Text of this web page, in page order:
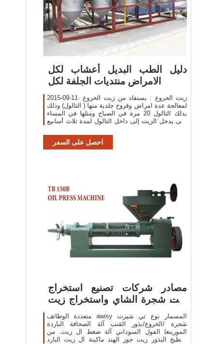
دليل الطب البديل أعشاب لكل
الامراض منتديات الجلفة لكل
2015-09-11· زيت الخروع : يستفاد من زيت الخروع
لمعالجة عدة امراض وقروح جلدية منها ( الثالول) وذلك
بدلك الثالول 20 مرة في الصباح ومثلها في المساء
حتى يدخل الزيت إلى داخل الثالول لمدة ثلاث أسابيع
احصل على السعر
مصادر شركات تصنيع استخراج
زيت شجرة الشاي واستخراج زيت
شجرة
متعددة الوظائف awisy المسمار نوع تي شيرت
شجرة /الخروع/بذور القنب آلة الصحافة الباردة
المورينغا الفول السوداني آلة ضغط ال زيت. من
البطيخ البذور زيت جوز الهند ماكينة ال زيت البارد